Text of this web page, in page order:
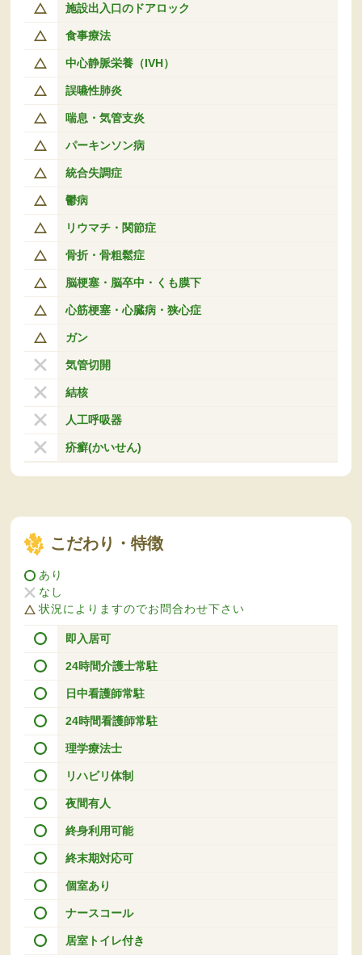
施設出入口のドアロック
食事療法
中心静脈栄養（IVH）
誤嚥性肺炎
喘息・気管支炎
パーキンソン病
統合失調症
鬱病
リウマチ・関節症
骨折・骨粗鬆症
脳梗塞・脳卒中・くも膜下
心筋梗塞・心臓病・狭心症
ガン
気管切開
結核
人工呼吸器
疥癬(かいせん)
こだわり・特徴
あり
なし
状況によりますのでお問合わせ下さい
即入居可
24時間介護士常駐
日中看護師常駐
24時間看護師常駐
理学療法士
リハビリ体制
夜間有人
終身利用可能
終末期対応可
個室あり
ナースコール
居室トイレ付き